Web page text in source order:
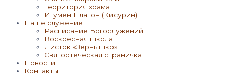
Территория храма
Игумен Платон (Кисурин)
Наше служение
Расписание Богослужений
Воскресная школа
Листок «Зёрнышко»
Святоотеческая страничка
Новости
Контакты